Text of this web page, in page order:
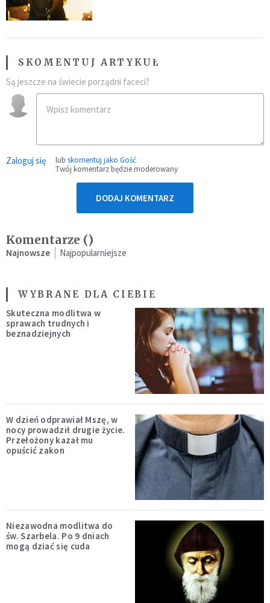
SKOMENTUJ ARTYKUŁ
Są jeszcze na świecie porządni faceci?
Zaloguj się lub skomentuj jako Gość
Twój komentarz będzie moderowany
DODAJ KOMENTARZ
Komentarze ()
Najnowsze Najpopularniejsze
WYBRANE DLA CIEBIE
Skuteczna modlitwa w
sprawach trudnych i
beznadziejnych
W dzień odprawiał Mszę, w
nocy prowadził drugie życie.
Przełożony kazał mu
opuścić zakon
Niezawodna modlitwa do
św. Szarbela. Po 9 dniach
mogą dziać się cuda